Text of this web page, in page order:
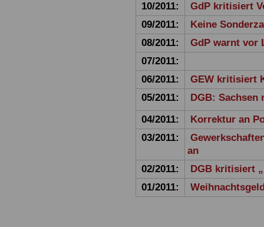
10/2011:
GdP kritisiert
09/2011:
Keine
08/2011:
GdP warnt vor
07/2011:
06/2011:
GEW kritisiert
05/2011:
DGB:
04/2011:
Korrektur an
03/2011:
an
02/2011:
DGB kritisiert
01/2011: